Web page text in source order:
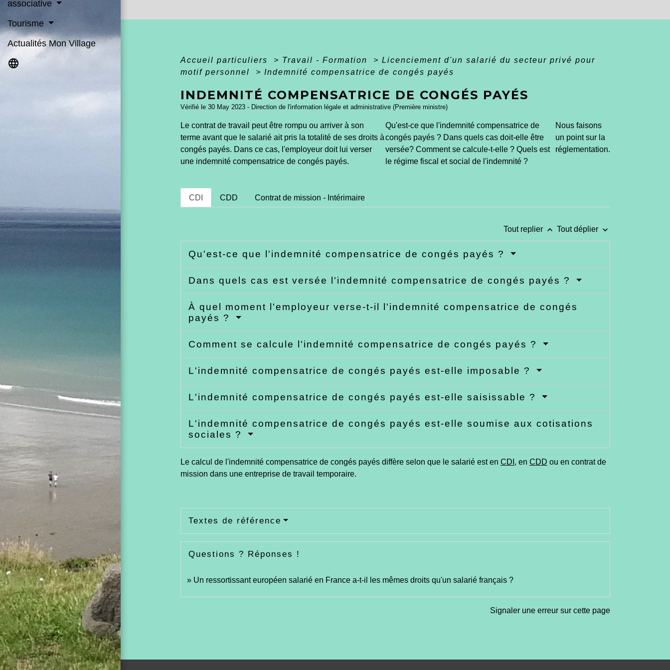
associative
Tourisme
Actualités Mon Village
language Accueil particuliers > Travail - Formation > Licenciement d'un salarié du secteur privé pour
motif personnel
> Indemnité compensatrice de congés payés
INDEMNITÉ COMPENSATRICE DE CONGÉS PAYÉS
Vérifié le 30 May 2023 - Direction de l'information légale et administrative (Première ministre)
Le contrat de travail peut être rompu ou arriver à son
terme avant que le salarié ait pris la totalité de ses droits à
congés payés. Dans ce cas, l'employeur doit lui verser
une indemnité compensatrice de congés payés.
Qu'est-ce que l'indemnité compensatrice de
congés payés ? Dans quels cas doit-elle être
versée? Comment se calcule-t-elle ? Quels est
le régime fiscal et social de l'indemnité ?
Nous faisons
un point sur la
réglementation.
CDI CDD Contrat de mission - Intérimaire
Tout replier keyboard_arrow_up Tout déplier keyboard_arrow_down
Qu'est-ce que l'indemnité compensatrice de congés payés ?
Dans quels cas est versée l'indemnité compensatrice de congés payés ?
À quel moment l'employeur verse-t-il l'indemnité compensatrice de congés
payés ?
Comment se calcule l'indemnité compensatrice de congés payés ?
L'indemnité compensatrice de congés payés est-elle imposable ?
L'indemnité compensatrice de congés payés est-elle saisissable ?
L'indemnité compensatrice de congés payés est-elle soumise aux cotisations
sociales ?
Le calcul de l'indemnité compensatrice de congés payés diffère selon que le salarié est en CDI , en CDD ou en contrat de
mission dans une entreprise de travail temporaire.
Textes de référence
Questions ? Réponses !
Un ressortissant européen salarié en France a-t-il les mêmes droits qu'un salarié français ?
Signaler une erreur sur cette page